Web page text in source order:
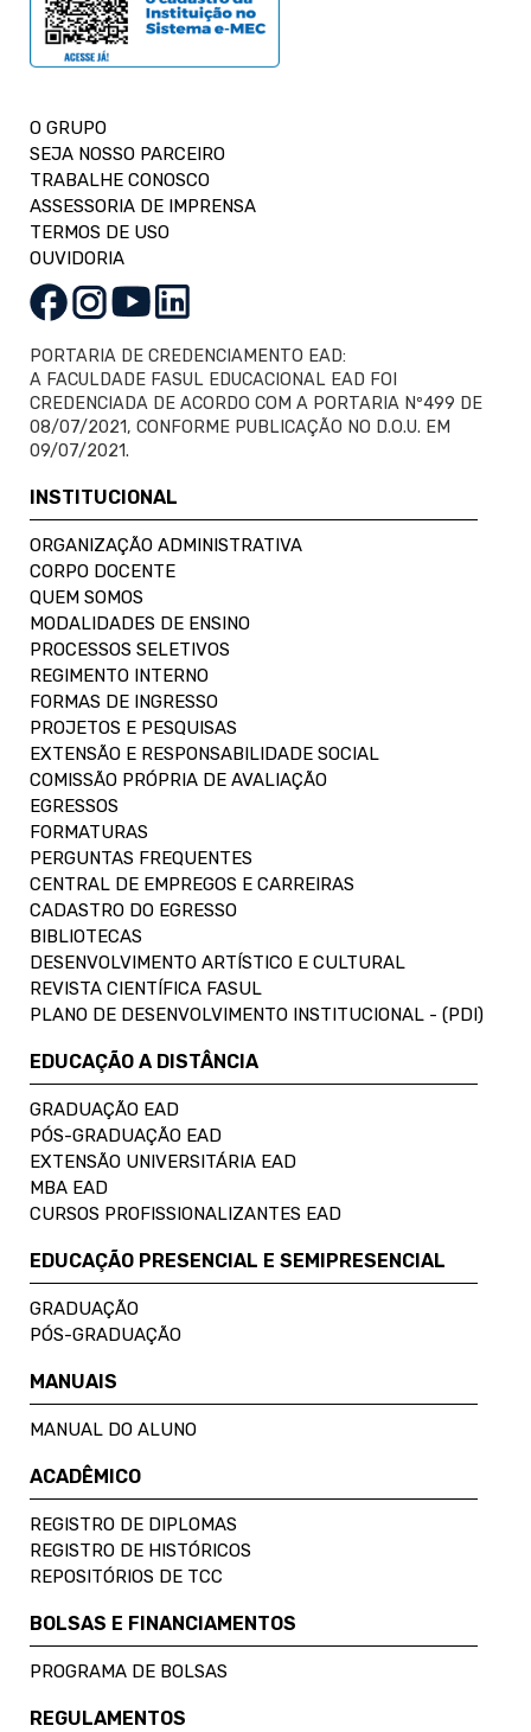
O GRUPO
SEJA NOSSO PARCEIRO
TRABALHE CONOSCO
ASSESSORIA DE IMPRENSA
TERMOS DE USO
OUVIDORIA
PORTARIA DE CREDENCIAMENTO EAD:
A FACULDADE FASUL EDUCACIONAL EAD FOI
CREDENCIADA DE ACORDO COM A PORTARIA Nº499 DE
08/07/2021, CONFORME PUBLICAÇÃO NO D.O.U. EM
09/07/2021.
INSTITUCIONAL
ORGANIZAÇÃO ADMINISTRATIVA
CORPO DOCENTE
QUEM SOMOS
MODALIDADES DE ENSINO
PROCESSOS SELETIVOS
REGIMENTO INTERNO
FORMAS DE INGRESSO
PROJETOS E PESQUISAS
EXTENSÃO E RESPONSABILIDADE SOCIAL
COMISSÃO PRÓPRIA DE AVALIAÇÃO
EGRESSOS
FORMATURAS
PERGUNTAS FREQUENTES
CENTRAL DE EMPREGOS E CARREIRAS
CADASTRO DO EGRESSO
BIBLIOTECAS
DESENVOLVIMENTO ARTÍSTICO E CULTURAL
REVISTA CIENTÍFICA FASUL
PLANO DE DESENVOLVIMENTO INSTITUCIONAL - (PDI)
EDUCAÇÃO A DISTÂNCIA
GRADUAÇÃO EAD
PÓS-GRADUAÇÃO EAD
EXTENSÃO UNIVERSITÁRIA EAD
MBA EAD
CURSOS PROFISSIONALIZANTES EAD
EDUCAÇÃO PRESENCIAL E SEMIPRESENCIAL
GRADUAÇÃO
PÓS-GRADUAÇÃO
MANUAIS
MANUAL DO ALUNO
ACADÊMICO
REGISTRO DE DIPLOMAS
REGISTRO DE HISTÓRICOS
REPOSITÓRIOS DE TCC
BOLSAS E FINANCIAMENTOS
PROGRAMA DE BOLSAS
REGULAMENTOS